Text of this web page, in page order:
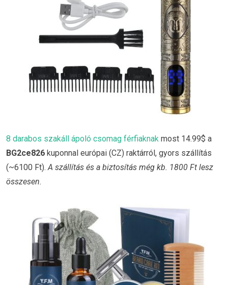
8 darabos szakáll ápoló csomag férfiaknak most 14.99$ a
BG2ce826 kuponnal európai (CZ) raktárról, gyors szállítás
(~6100 Ft). A szállítás és a biztosítás még kb. 1800 Ft lesz
összesen.